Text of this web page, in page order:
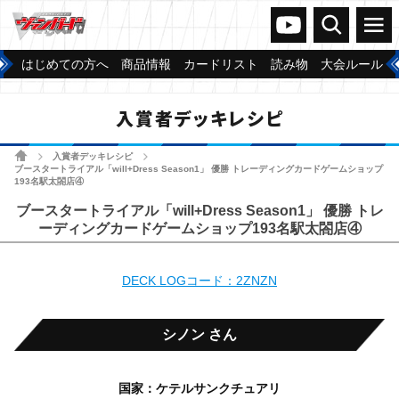
ヴァンガードch
検索 メニュー
はじめての方へ 商品情報 カードリスト 読み物 大会ルール
入賞者デッキレシピ
ホーム 入賞者デッキレシピ
ブースタートライアル「will+Dress Season1」 優勝 トレーディングカードゲームショップ
193名駅太閤店④
ブースタートライアル「will+Dress Season1」 優勝 トレ
ーディングカードゲームショップ193名駅太閤店④
DECK LOGコード：2ZNZN
シノン さん
国家：ケテルサンクチュアリ